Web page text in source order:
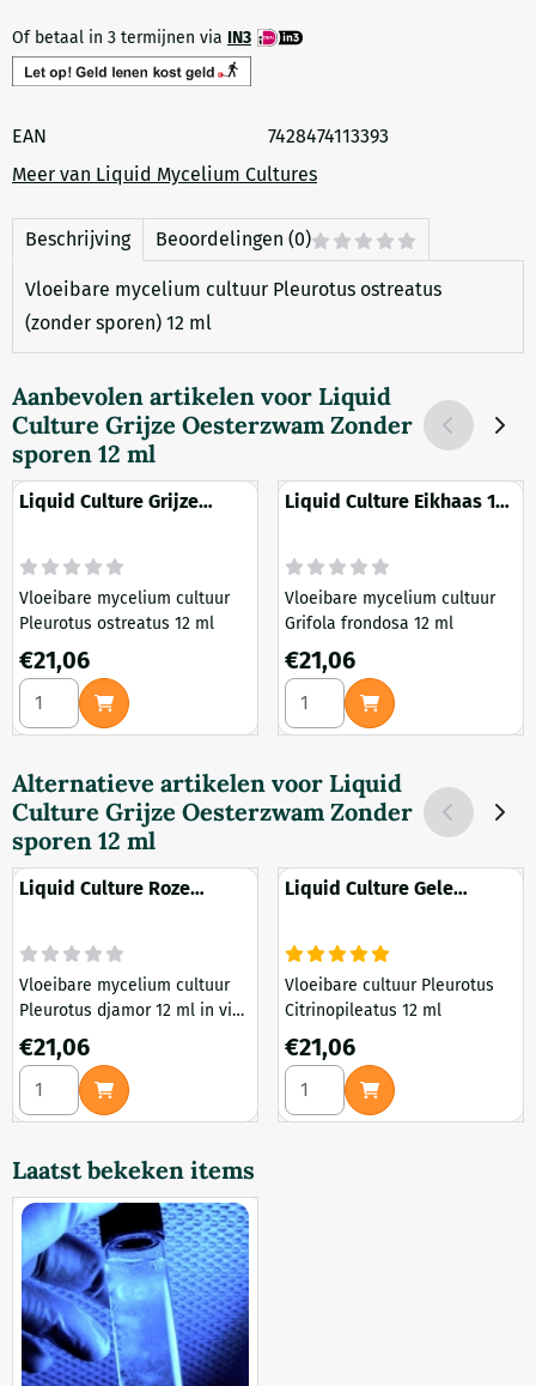
Of betaal in 3 termijnen via IN3
EAN
7428474113393
Meer van Liquid Mycelium Cultures
Beschrijving Beoordelingen (0)
Vloeibare mycelium cultuur Pleurotus ostreatus
(zonder sporen) 12 ml
Aanbevolen artikelen voor Liquid
Culture Grijze Oesterzwam Zonder
sporen 12 ml
Liquid Culture Grijze
Vloeibare mycelium cultuur
Pleurotus ostreatus 12 ml
Prijs: 21,06
€21,06
Aantal kiezen voor Liquid Culture Grijze Oesterzwam 12 ml
Liquid Culture Eikhaas 12
Vloeibare mycelium cultuur
Grifola frondosa 12 ml
Prijs: 21,06
€21,06
Aantal kiezen voor Liquid
Alternatieve artikelen voor Liquid
Culture Grijze Oesterzwam Zonder
sporen 12 ml
Liquid Culture Roze
Vloeibare mycelium cultuur
Pleurotus djamor 12 ml in vial
met injectiepoort
Prijs: 21,06
€21,06
Aantal kiezen voor Liquid Culture Roze Oesterzwam 12 ml
Liquid Culture Gele
Vloeibare cultuur Pleurotus
Citrinopileatus 12 ml
Prijs: 21,06
€21,06
Aantal kiezen voor Liquid
Laatst bekeken items